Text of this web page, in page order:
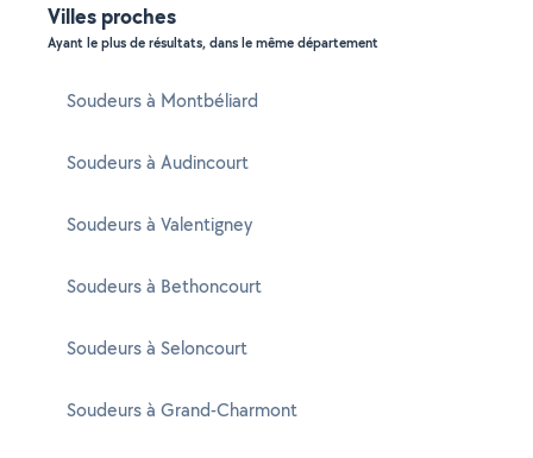
Villes proches
Ayant le plus de résultats, dans le même département
Soudeurs à Montbéliard
Soudeurs à Audincourt
Soudeurs à Valentigney
Soudeurs à Bethoncourt
Soudeurs à Seloncourt
Soudeurs à Grand-Charmont